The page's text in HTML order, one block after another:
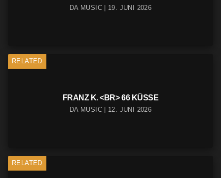
DA MUSIC | 19. JUNI 2026
RELATED
FRANZ K. <BR> 66 KÜSSE
DA MUSIC | 12. JUNI 2026
RELATED